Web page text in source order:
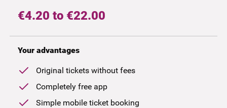
€4.20 to €22.00
Your advantages
Original tickets without fees
Completely free app
Simple mobile ticket booking